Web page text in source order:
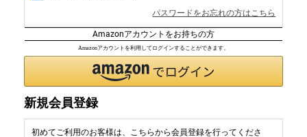
パスワードをお忘れの方はこちら
Amazonアカウントをお持ちの方
Amazonアカウントを利用してログインすることができます。
新規会員登録
初めてご利用のお客様は、こちらから会員登録を行ってくださ